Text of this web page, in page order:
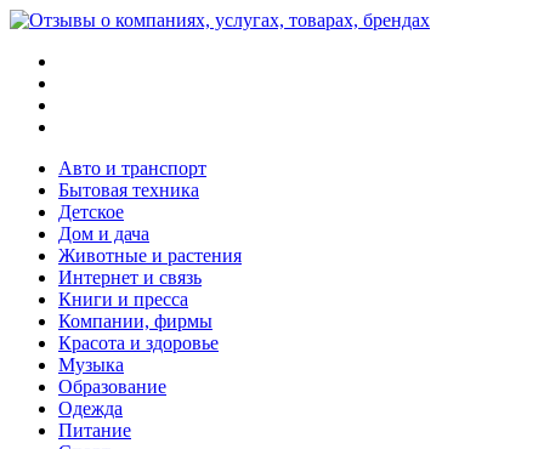
Авто и транспорт
Бытовая техника
Детское
Дом и дача
Животные и растения
Интернет и связь
Книги и пресса
Компании, фирмы
Красота и здоровье
Музыка
Образование
Одежда
Питание